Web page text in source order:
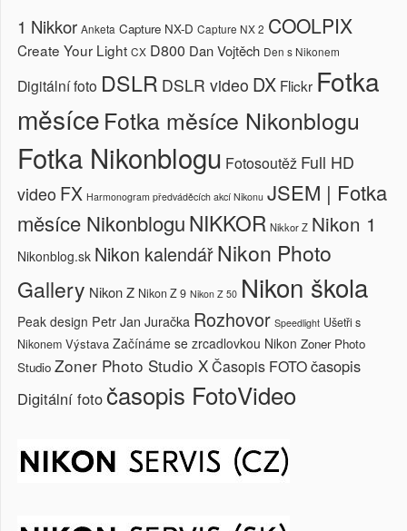
1 Nikkor Anketa Capture NX-D Capture NX 2 COOLPIX
Create Your Light CX D800 Dan Vojtěch Den s Nikonem
Digitální foto DSLR DSLR video DX Flickr Fotka
měsíceFotka měsíce Nikonblogu
Fotka Nikonblogu Fotosoutěž Full HD
video FX Harmonogram předváděcích akcí Nikonu JSEM | Fotka
měsíce NikonbloguNIKKOR Nikkor Z Nikon 1
Nikonblog.sk Nikon kalendářNikon Photo
Gallery Nikon Z Nikon Z 9 Nikon Z 50 Nikon škola
Peak design Petr Jan Juračka Rozhovor Speedlight Ušetři s
Nikonem Výstava Začínáme se zrcadlovkou Nikon Zoner Photo
Studio Zoner Photo Studio XČasopis FOTOčasopis
Digitální fotočasopis FotoVideo